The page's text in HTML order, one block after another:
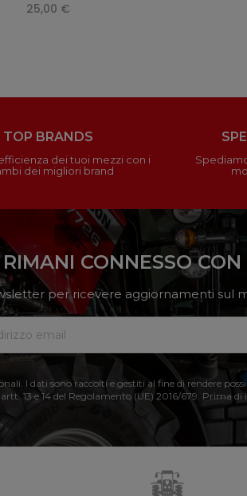
25,00 €
TOP BRANDS
dei tuoi mezzi con i
dei migliori brand
RIMANI CONNESSO
per ricevere aggiornamenti sul
I dati sono raccolti e gestiti al fine di rendere
13 e 14 del Regolamento (UE) 2016/679. Prima